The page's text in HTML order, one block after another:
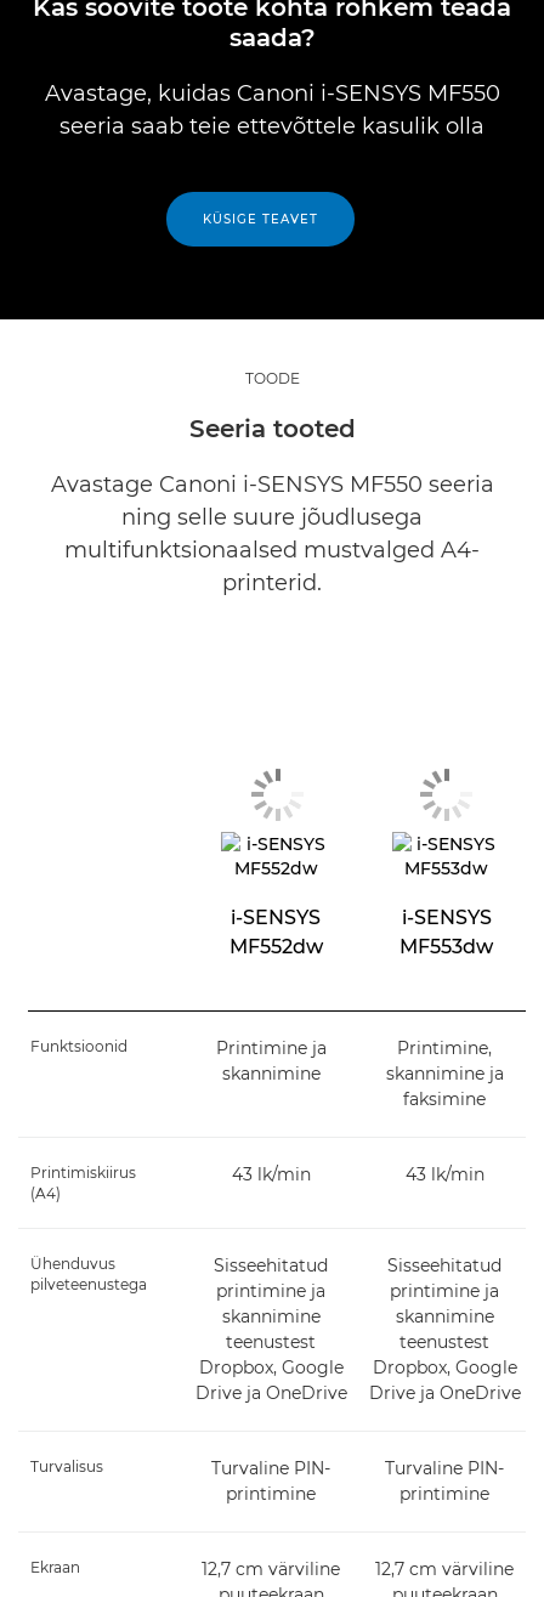
Kas soovite toote kohta rohkem teada
saada?
Avastage, kuidas Canoni i-SENSYS MF550
seeria saab teie ettevõttele kasulik olla
KÜSIGE TEAVET
TOODE
Seeria tooted
Avastage Canoni i-SENSYS MF550 seeria
ning selle suure jõudlusega
multifunktsionaalsed mustvalged A4-
printerid.
i-SENSYS
MF552dw
i-SENSYS
MF553dw
Funktsioonid
Printimine ja
skannimine
Printimine,
skannimine ja
faksimine
Printimiskiirus
(A4)
43 lk/min 43 lk/min
Ühenduvus
pilveteenustega
Sisseehitatud
printimine ja
skannimine
teenustest
Dropbox, Google
Drive ja OneDrive
Sisseehitatud
printimine ja
skannimine
teenustest
Dropbox, Google
Drive ja OneDrive
Turvalisus
Turvaline PIN-
printimine
Turvaline PIN-
printimine
Ekraan
12,7 cm värviline
12,7 cm värviline